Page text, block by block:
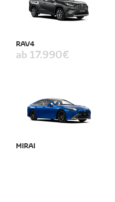
RAV4
ab 17.990 €
MIRAI